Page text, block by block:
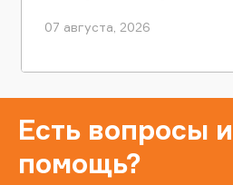
07 августа, 2026
Есть вопросы
помощь?